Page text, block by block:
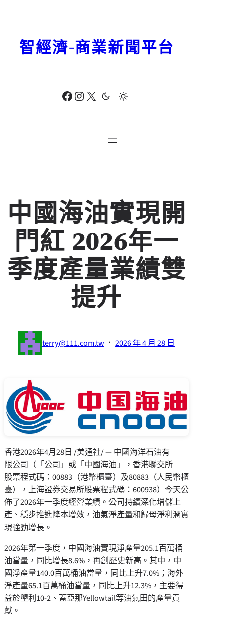
Facebook Instagram X
智經濟-商業新聞平台
中國海油實現開
門紅 2026年一
季度產量業績雙
提升
terry@111.com.tw · 2026 年 4 月 28 日
香港2026年4月28日 /美通社/ — 中國海洋石油有
限公司（「公司」或「中國海油」，香港聯交所
股票程式碼：00883（港幣櫃臺）及80883（人民幣櫃
臺），上海證券交易所股票程式碼：600938）今天公
佈了2026年一季度經營業績。公司持續深化增儲上
產、穩步推進降本增效，油氣淨產量和歸母淨利潤實
現強勁增長。
2026年第一季度，中國海油實現淨產量205.1百萬桶
油當量，同比增長8.6%，再創歷史新高。其中，中
國淨產量140.0百萬桶油當量，同比上升7.0%；海外
淨產量65.1百萬桶油當量，同比上升12.3%，主要得
益於墾利10-2、蓋亞那Yellowtail等油氣田的產量貢
獻。